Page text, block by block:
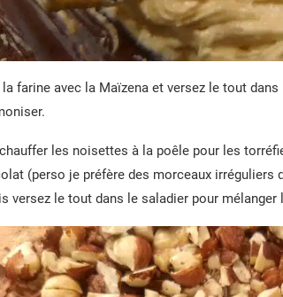
farine avec la Maïzena et versez le tout
les noisettes à la poêle pour les
(perso je préfère des morceaux
versez le tout dans le saladier pour mélanger